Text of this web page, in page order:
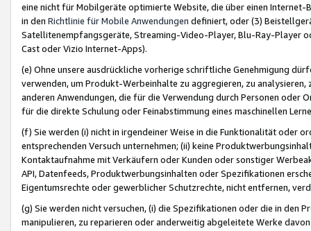
eine nicht für Mobilgeräte optimierte Website, die über einen
in den Richtlinie für Mobile Anwendungen definiert, oder (3)
Satellitenempfangsgeräte, Streaming-Video-Player, Blu-Ray-Player
Cast oder Vizio Internet-Apps).
(e) Ohne unsere ausdrückliche vorherige schriftliche Genehmigung
verwenden, um Produkt-Werbeinhalte zu aggregieren, zu
anderen Anwendungen, die für die Verwendung durch Personen
für die direkte Schulung oder Feinabstimmung eines maschinellen
(f) Sie werden (i) nicht in irgendeiner Weise in die Funktionalität oder
entsprechenden Versuch unternehmen; (ii) keine
Kontaktaufnahme mit Verkäufern oder Kunden oder sonstiger
API, Datenfeeds, Produktwerbungsinhalten oder Spezifikationen
Eigentumsrechte oder gewerblicher Schutzrechte, nicht entfernen,
(g) Sie werden nicht versuchen, (i) die Spezifikationen oder die in
manipulieren, zu reparieren oder anderweitig abgeleitete Werke